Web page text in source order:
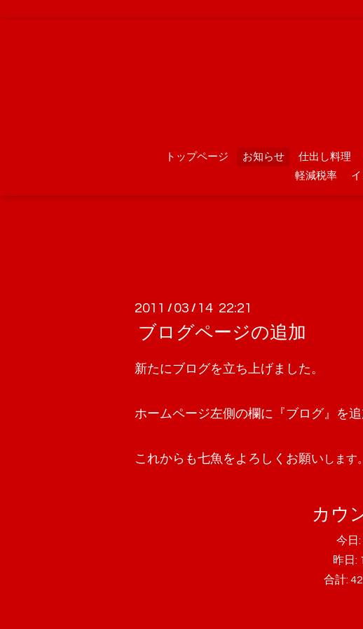
トップページ お知らせ 仕出し料理
軽減税率
2011 / 03 / 14 22:21
ブログページの追加
新たにブログを立ち上げました。
ホームページ左側の欄に『ブログ』を
これからも七魚をよろしくお願い します
カウ
今日:
昨日:
合計: